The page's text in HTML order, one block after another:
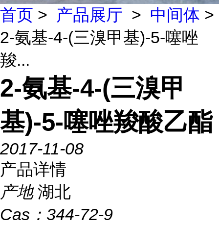
首页 > 产品展厅 > 中间体 >
2-氨基-4-(三溴甲基)-5-噻唑
羧...
2-氨基-4-(三溴甲
基)-5-噻唑羧酸乙酯
2017-11-08
产品详情
产地 湖北
Cas： 344-72-9